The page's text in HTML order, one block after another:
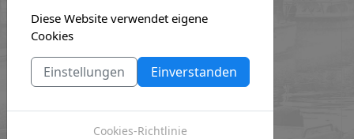
MOD_JBCOOKIES_LANG_HEADER_DEFAULT
Diese Website verwendet eigene
Cookies
Einstellungen Einverstanden
Cookies-Richtlinie